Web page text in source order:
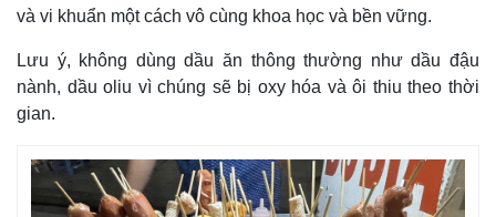
Pháp luật
Quân sự - Quốc phòng
và vi khuẩn một cách vô cùng khoa học và bền vững.
Lưu ý, không dùng dầu ăn thông thường như dầu đậu
nành, dầu oliu vì chúng sẽ bị oxy hóa và ôi thiu theo thời
gian.